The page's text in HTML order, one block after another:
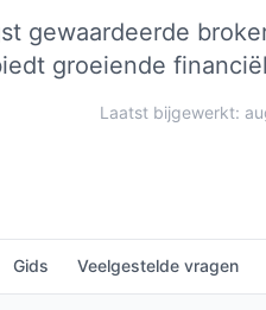
gewaardeerde
groeiende
Laatst bijgewerkt:
Gids Veelgestelde vragen